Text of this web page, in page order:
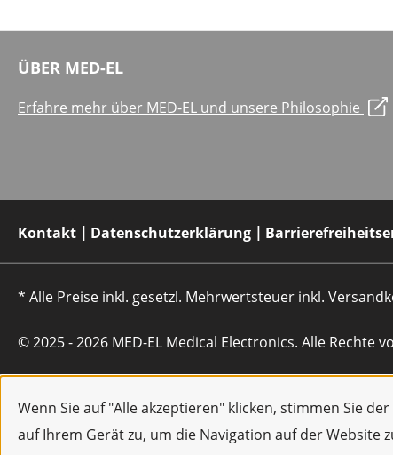
Wenn Sie auf "Alle akzeptieren" klicken, stimmen Sie
auf Ihrem Gerät zu, um die Navigation auf der Website
ÜBER MED-EL
Erfahre mehr über MED-EL und unsere Philosophie
Kontakt Datenschutzerklärung
* Alle Preise inkl. gesetzl. Mehrwertsteuer inkl.
© 2025 - 2026 MED-EL Medical Electronics. Alle Rechte